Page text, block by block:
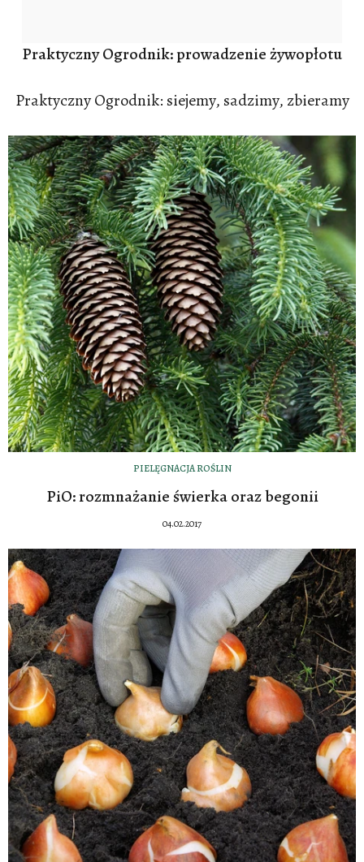
Praktyczny Ogrodnik: prowadzenie żywopłotu
Praktyczny Ogrodnik: siejemy, sadzimy, zbieramy
PIELĘGNACJA ROŚLIN
PiO: rozmnażanie świerka oraz begonii
04.02.2017